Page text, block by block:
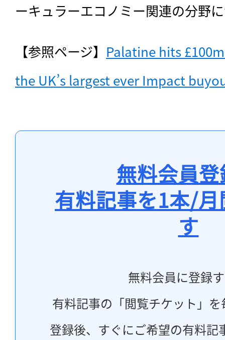
ーキュラーエコノミー関連の分野
【参照ページ】 Palatine hits
the UK’s largest ever Impact
無料会員
有料記事を1本/
す
無料会員に登録
有料記事の「閲覧チケット」
登録後、すぐにご希望の有料記